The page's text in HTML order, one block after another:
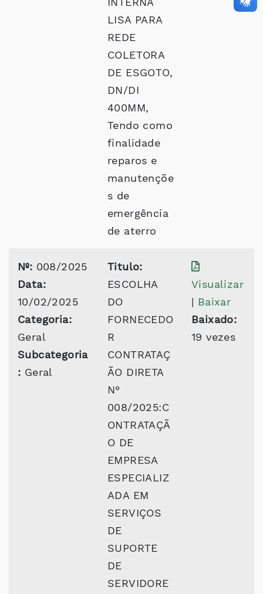
LISA PARA
REDE
COLETORA
DE ESGOTO,
DN/DI
400MM,
Tendo como
finalidade
reparos e
manutençõe
s de
emergência
de aterro
Nº: 008/2025
Data:
10/02/2025
Categoria:
Geral
Subcategoria
: Geral
Titulo:
ESCOLHA
DO
FORNECEDO
R
CONTRATAÇ
ÃO DIRETA
N°
008/2025:C
ONTRATAÇÃ
O DE
EMPRESA
ESPECIALIZ
ADA EM
SERVIÇOS
DE
SUPORTE
DE
SERVIDORE
Visualizar
| Baixar
Baixado:
19 vezes